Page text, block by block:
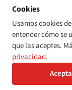
© 2026 Disability World.
Deutsch
Nederlands
Cookies
Usamos cookies
entender cómo se
que las aceptes.
privacidad.